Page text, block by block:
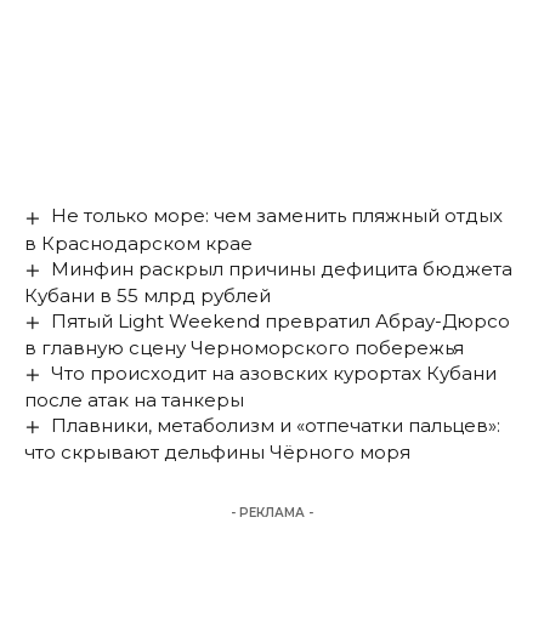
Не только море: чем заменить пляжный отдых
в Краснодарском крае
Минфин раскрыл причины дефицита бюджета
Кубани в 55 млрд рублей
Пятый Light Weekend превратил Абрау-Дюрсо
в главную сцену Черноморского побережья
Что происходит на азовских курортах Кубани
после атак на танкеры
Плавники, метаболизм и «отпечатки пальцев»:
что скрывают дельфины Чёрного моря
- РЕКЛАМА -